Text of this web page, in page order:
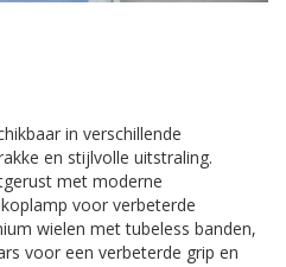
in verschillende
en stijlvolle uitstraling.
met moderne
voor verbeterde
wielen met tubeless banden,
voor een verbeterde grip en